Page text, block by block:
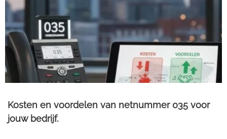
Kosten en voordelen van netnummer 035 voor
jouw bedrijf.​